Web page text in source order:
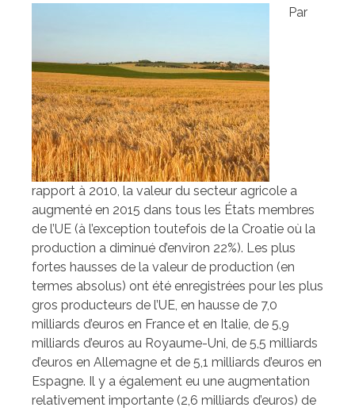
Par
rapport à 2010, la valeur du secteur agricole a
augmenté en 2015 dans tous les États membres
de l’UE (à l’exception toutefois de la Croatie où la
production a diminué d’environ 22%). Les plus
fortes hausses de la valeur de production (en
termes absolus) ont été enregistrées pour les plus
gros producteurs de l’UE, en hausse de 7,0
milliards d’euros en France et en Italie, de 5,9
milliards d’euros au Royaume-Uni, de 5,5 milliards
d’euros en Allemagne et de 5,1 milliards d’euros en
Espagne. Il y a également eu une augmentation
relativement importante (2,6 milliards d’euros) de